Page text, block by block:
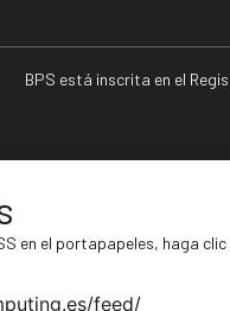
BPS está inscrita en el
en el portapapeles, haga clic